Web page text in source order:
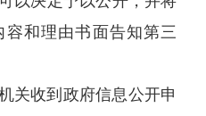
和理由书面告知第三
收到政府信息公开申